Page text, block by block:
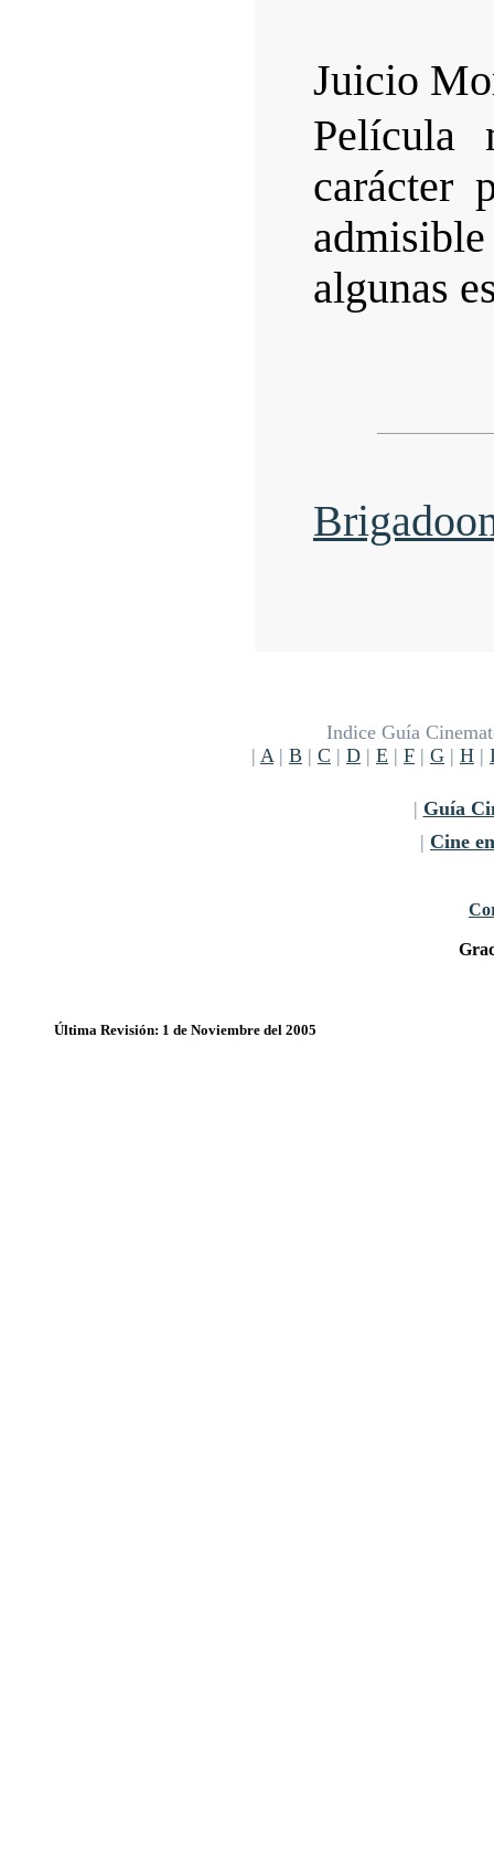
Juicio
Película
carácter
algunas
Indice Guía
| A| B | C | D | E | F | G | H |
| Guía
| Cine
Última Revisión: 1 de Noviembre del 2005